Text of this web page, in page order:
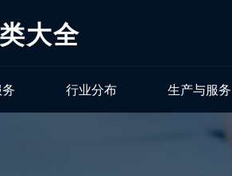
大全
行业分布 生产与服务